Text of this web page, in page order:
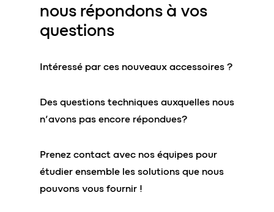
nous répondons à vos
questions
Intéressé par ces nouveaux accessoires ?
Des questions techniques auxquelles nous
n’avons pas encore répondues?
Prenez contact avec nos équipes pour
étudier ensemble les solutions que nous
pouvons vous fournir !